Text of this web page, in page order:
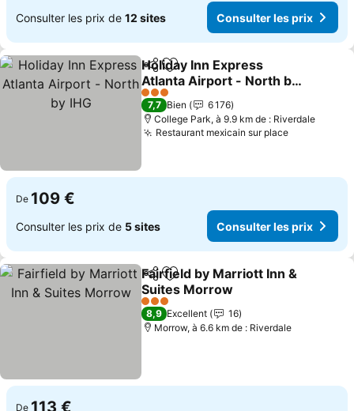
Consulter les prix de 12 sites Consulter les prix
PartagerAjouter à mes favoris
Holiday Inn Express
Atlanta Airport - North by
IHG
3 Étoiles
7,7 Bien
6 176
College Park, à 9.9 km de : Riverdale
Restaurant mexicain sur place
De 109 €
Consulter les prix de 5 sites Consulter les prix
PartagerAjouter à mes favoris
Fairfield by Marriott Inn &
Suites Morrow
3 Étoiles
8,9 Excellent
16
Morrow, à 6.6 km de : Riverdale
De 113 €